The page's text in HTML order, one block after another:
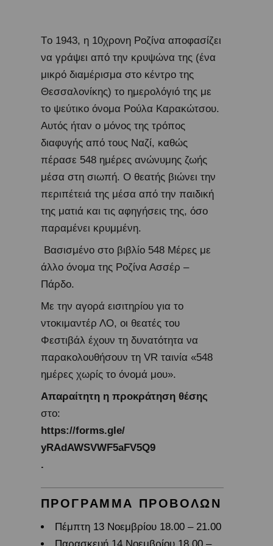
Tο 1943, η 10χρονη Ροζίνα αποφασίζει
να γράψει από την κρυψώνα της (ένα
μικρό διαμέρισμα στο κέντρο της
Θεσσαλονίκης) το ημερολόγιό της με
το ψεύτικο όνομα Ρούλα Καρακώτσου.
Αυτός ήταν ο μόνος της τρόπος
διαφυγής από τους Ναζί, καθώς
πέρασε 548 ημέρες ανώνυμης ζωής
μέσα στη σιωπή. Ο θεατής βιώνει την
περιπέτειά της μέσα από την παιδική
της ματιά και τις αφηγήσεις της, όσο
παραμένει κρυμμένη.
Βασισμένο στο βιβλίο 548 Μέρες με
άλλο όνομα της Ροζίνα Ασσέρ –
Πάρδο.
Με την αγορά εισιτηρίου για το
ντοκιμαντέρ ΛΟ, οι θεατές του
Φεστιβάλ έχουν τη δυνατότητα να
παρακολουθήσουν τη VR ταινία «548
ημέρες χωρίς το όνομά μου».
Απαραίτητη η προκράτηση θέσης
στο:
https://forms.gle/
yRAdAWSVWF5aFV5Q9
.
ΠΡΟΓΡΑΜΜΑ ΠΡΟΒΟΛΩΝ
Πέμπτη 13 Νοεμβρίου 18.00 – 21.00